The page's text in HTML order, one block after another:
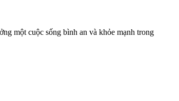
một cuộc sống bình an và khỏe mạnh trong